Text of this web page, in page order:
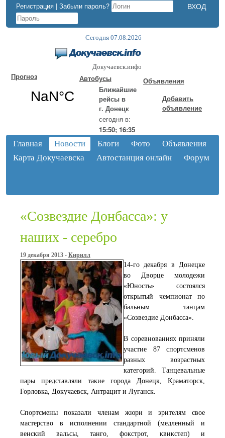
Регистрация | Забыли пароль?
Сегодня 07.08.2026
Докучаевск.инфо
Прогноз
Автобусы
Ближайшие
рейсы в
г. Донецк
сегодня в:
15:50; 16:35
Объявления
Добавить
объявление
Главная Новости Блоги Фото
Объявления
Карта Докучаевска
Автостанция онлайн Форум
«Созвездие Донбасса»: у
наших - серебро
19 декабря 2013 - Кирилл
14-го декабря в Донецке
во Дворце молодежи
«Юность» состоялся
открытый чемпионат по
бальным танцам
«Созвездие Донбасса».
В соревнованиях приняли
участие 87 спортсменов
разных возрастных
категорий. Танцевальные
пары представляли такие города Донецк, Краматорск,
Горловка, Докучаевск, Антрацит и Луганск.
Спортсмены показали членам жюри и зрителям свое
мастерство в исполнении стандартной (медленный и
венский вальсы, танго, фокстрот, квикстеп) и